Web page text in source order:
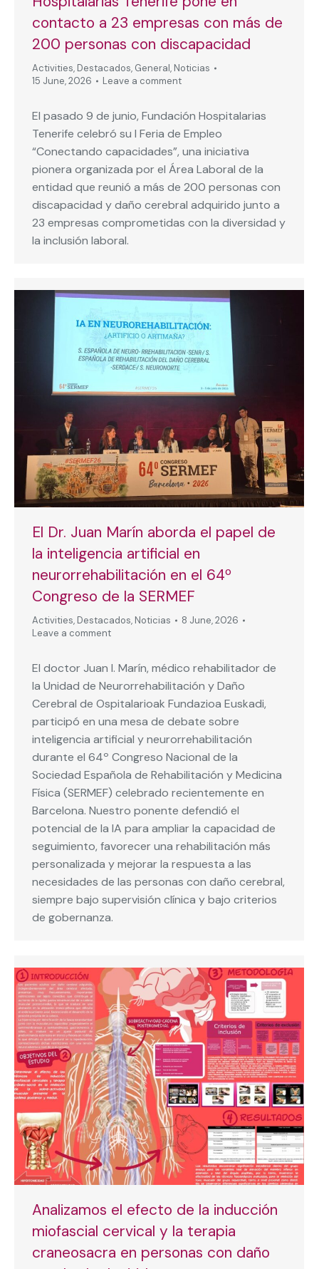
contacto a 23 empresas con más de
200 personas con discapacidad
Activities, Destacados, General, Noticias
15 June, 2026
Leave a comment
El pasado 9 de junio, Fundación Hospitalarias
Tenerife celebró su I Feria de Empleo
“Conectando capacidades”, una iniciativa
pionera organizada por el Área Laboral de la
entidad que reunió a más de 200 personas con
discapacidad y daño cerebral adquirido junto a
23 empresas comprometidas con la diversidad y
la inclusión laboral.
El Dr. Juan Marín aborda el papel de
la inteligencia artificial en
neurorrehabilitación en el 64º
Congreso de la SERMEF
Activities, Destacados, Noticias
8 June, 2026
Leave a comment
El doctor Juan I. Marín, médico rehabilitador de
la Unidad de Neurorrehabilitación y Daño
Cerebral de Ospitalarioak Fundazioa Euskadi,
participó en una mesa de debate sobre
inteligencia artificial y neurorrehabilitación
durante el 64º Congreso Nacional de la
Sociedad Española de Rehabilitación y Medicina
Física (SERMEF) celebrado recientemente en
Barcelona. Nuestro ponente defendió el
potencial de la IA para ampliar la capacidad de
seguimiento, favorecer una rehabilitación más
personalizada y mejorar la respuesta a las
necesidades de las personas con daño cerebral,
siempre bajo supervisión clínica y bajo criterios
de gobernanza.
Analizamos el efecto de la inducción
miofascial cervical y la terapia
craneosacra en personas con daño